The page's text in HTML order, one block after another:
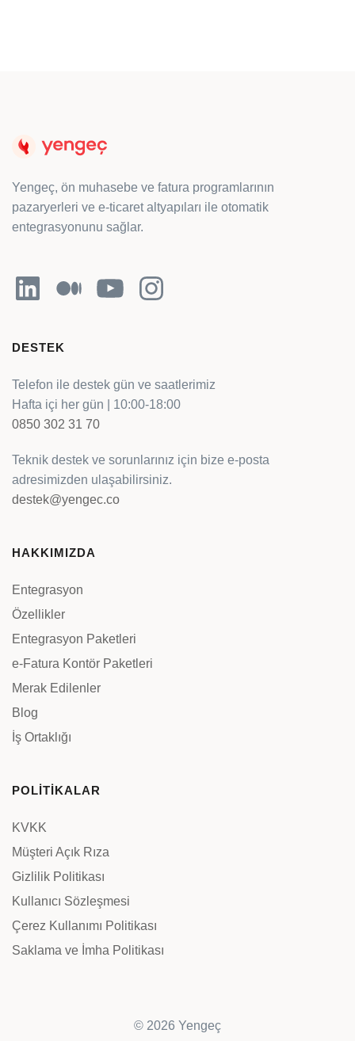
Yengeç, ön muhasebe ve fatura programlarının
pazaryerleri ve e-ticaret altyapıları ile otomatik
entegrasyonunu sağlar.
LinkedInOrta YouTubeInstagram
DESTEK
Telefon ile destek gün ve saatlerimiz
Hafta içi her gün | 10:00-18:00
0850 302 31 70
Teknik destek ve sorunlarınız için bize e-posta
adresimizden ulaşabilirsiniz.
destek@yengec.co
HAKKIMIZDA
Entegrasyon
Özellikler
Entegrasyon Paketleri
e-Fatura Kontör Paketleri
Merak Edilenler
Blog
İş Ortaklığı
POLİTİKALAR
KVKK
Müşteri Açık Rıza
Gizlilik Politikası
Kullanıcı Sözleşmesi
Çerez Kullanımı Politikası
Saklama ve İmha Politikası
© 2026 Yengeç